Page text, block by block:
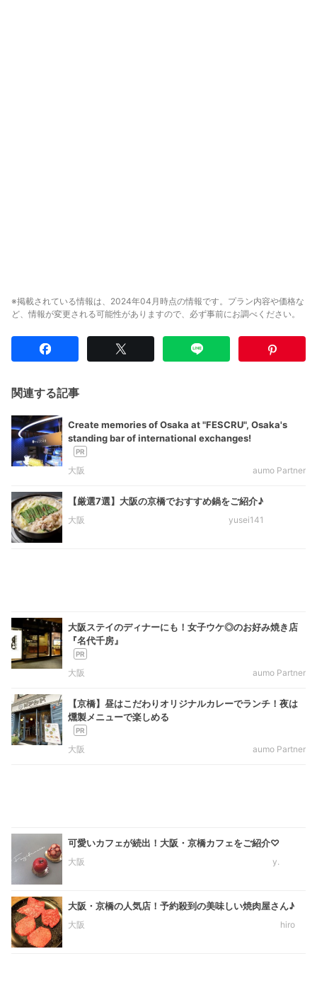
※掲載されている情報は、2024年04月時点の情報です。プラン内容や価格な
ど、情報が変更される可能性がありますので、必ず事前にお調べください。
関連する記事
Create memories of Osaka at "FESCRU", Osaka's
standing bar of international exchanges!
大阪 aumo Partner
【厳選7選】大阪の京橋でおすすめ鍋をご紹介♪
大阪 yusei141
大阪ステイのディナーにも！女子ウケ◎のお好み焼き店
『名代千房』
大阪 aumo Partner
【京橋】昼はこだわりオリジナルカレーでランチ！夜は
燻製メニューで楽しめる
大阪 aumo Partner
可愛いカフェが続出！大阪・京橋カフェをご紹介♡
大阪 y.
大阪・京橋の人気店！予約殺到の美味しい焼肉屋さん♪
大阪 hiro